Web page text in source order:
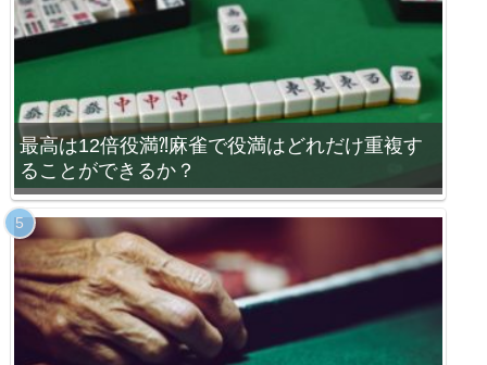
最高は12倍役満⁈麻雀で役満はどれだけ重複す
ることができるか？